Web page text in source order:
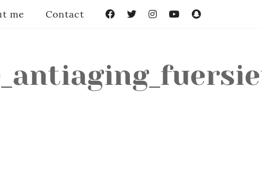
me Contact FacebookTwitterInstagramYouTube